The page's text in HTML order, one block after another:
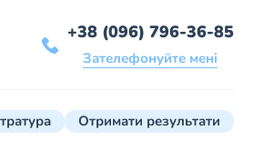
+38 (096) 796-36-85
Зателефонуйте мені
Отримати результати